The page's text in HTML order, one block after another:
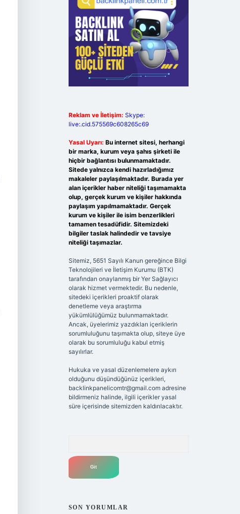
Reklam ve İletişim: Skype:
live:.cid.575569c608265c69
Yasal Uyarı: Bu internet sitesi, herhangi
bir marka, kurum veya şahıs şirketi ile
hiçbir bağlantısı bulunmamaktadır.
Sitede yalnızca kendi hazırladığımız
makaleler paylaşılmaktadır. Burada yer
alan içerikler haber niteliği taşımamakta
olup, gerçek kurum ve kişiler hakkında
paylaşım yapılmamaktadır. Gerçek
kurum ve kişiler ile isim benzerlikleri
tamamen tesadüfidir. Sitemizdeki
bilgiler taslak halindedir ve tavsiye
niteliği taşımazlar.
Sitemiz, 5651 Sayılı Kanun gereğince Bilgi
Teknolojileri ve İletişim Kurumu (BTK)
tarafından onaylanmış bir Yer Sağlayıcı
olarak hizmet vermektedir. Bu nedenle,
sitedeki içerikleri proaktif olarak
denetleme veya araştırma
yükümlülüğümüz bulunmamaktadır.
Ancak, üyelerimiz yazdıkları içeriklerin
sorumluluğunu taşımakta olup, siteye üye
olarak bu sorumluluğu kabul etmiş
sayılırlar.
Hukuka ve yasal düzenlemelere aykırı
olduğunu düşündüğünüz içerikleri,
backlinkpanelicomtr@gmail.comadresine
bildirmeniz halinde, ilgili içerikler yasal
süre içerisinde sitemizden kaldırılacaktır.
SON YORUMLAR